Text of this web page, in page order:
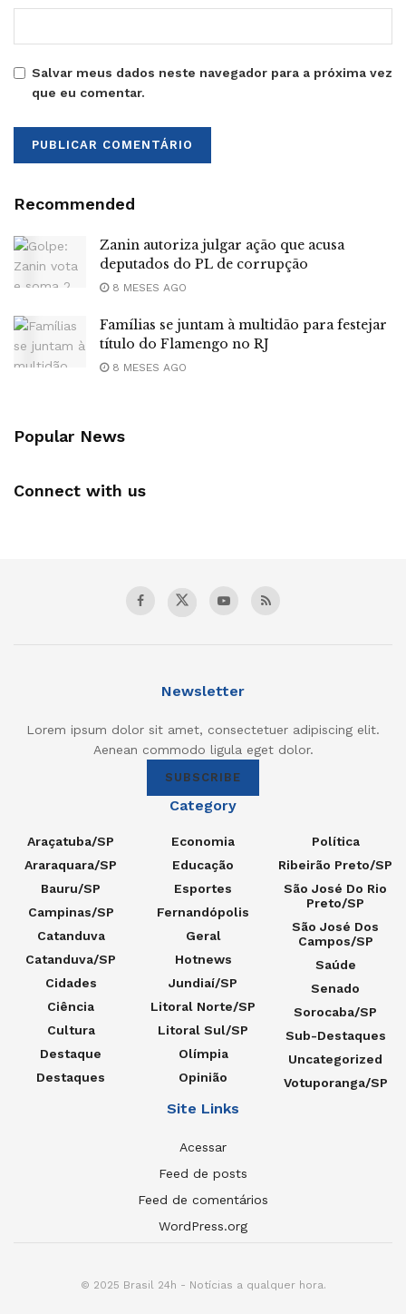
Salvar meus dados neste navegador para a próxima vez
que eu comentar.
Recommended
Zanin autoriza julgar ação que acusa
deputados do PL de corrupção
8 MESES AGO
Famílias se juntam à multidão para festejar
título do Flamengo no RJ
8 MESES AGO
Popular News
Connect with us
Newsletter
Lorem ipsum dolor sit amet, consectetuer adipiscing elit.
Aenean commodo ligula eget dolor.
SUBSCRIBE
Category
Araçatuba/SP
Araraquara/SP
Bauru/SP
Campinas/SP
Catanduva
Catanduva/SP
Cidades
Ciência
Cultura
Destaque
Destaques
Economia
Educação
Esportes
Fernandópolis
Geral
Hotnews
Jundiaí/SP
Litoral Norte/SP
Litoral Sul/SP
Olímpia
Opinião
Política
Ribeirão Preto/SP
São José Do Rio
Preto/SP
São José Dos
Campos/SP
Saúde
Senado
Sorocaba/SP
Sub-Destaques
Uncategorized
Votuporanga/SP
Site Links
Acessar
Feed de posts
Feed de comentários
WordPress.org
© 2025 Brasil 24h - Notícias a qualquer hora.